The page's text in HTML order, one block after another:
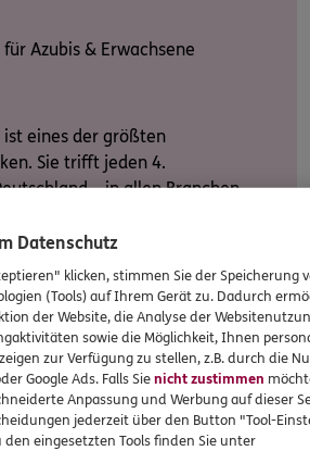
Azubis & Erwachsene
eines der größten
Sie trifft jeden 4.
– in allen Branchen
Schutz greift nur dann, wenn
Erwerbstätigkeit nachgehen
nicht aus, um den
halten.
Zum Produkt
Datenschutz
klicken, stimmen Sie der Speicherung
(Tools) auf Ihrem Gerät zu. Dadurch
der Website, die Analyse der
sowie die Möglichkeit, Ihnen
zur Verfügung zu stellen, z.B. durch die
Google Ads. Falls Sienicht zustimmen
Anpassung und Werbung auf dieser
jederzeit über den Button "Tool-
den eingesetzten Tools finden Sie unter